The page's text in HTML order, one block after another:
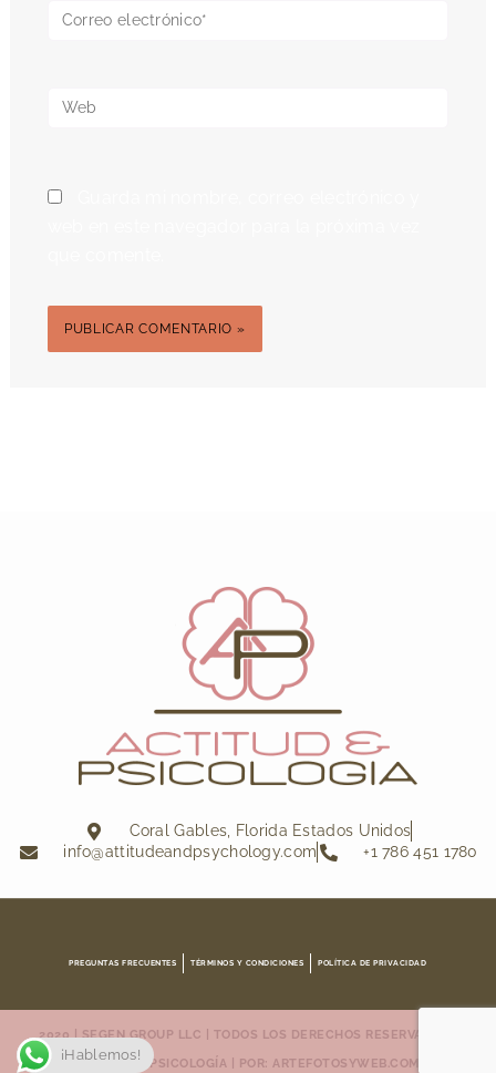
Correo
Web
Coral Gables, Florida Estados Unidos
info@attitudeandpsychology.com
+1 786 451 1780
PREGUNTAS FRECUENTES TÉRMINOS Y CONDICIONES POLÍTICA DE PRIVACIDAD
2020 | SEGEN GROUP LLC | TODOS LOS DERECHOS RESERVADOS |
ACTITUD & PSICOLOGÍA | POR: ARTEFOTOSYWEB.COM
¡Hablemos!